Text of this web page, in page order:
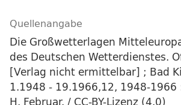
Quellenangabe
Die Großwetterlagen
des Deutschen Wetterdienstes.
[Verlag nicht ermittelbar] ; Bad
1.1948 - 19.1966,12, 1948-1966